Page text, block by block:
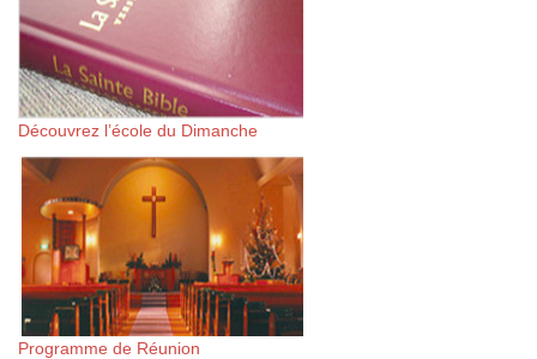
Découvrez l’école du Dimanche
Programme de Réunion